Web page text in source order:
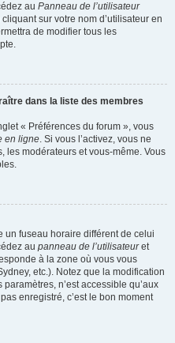
au Panneau de l’utilisateur
sur votre nom d’utilisateur en
de modifier tous les
dans la liste des membres
« Préférences du forum », vous
en ligne. Si vous l’activez, vous ne
les modérateurs et vous-même. Vous
un fuseau horaire différent de celui
au panneau de l’utilisateuret
à la zone où vous vous
etc.). Notez que la modification
n’est accessible qu’aux
enregistré, c’est le bon moment